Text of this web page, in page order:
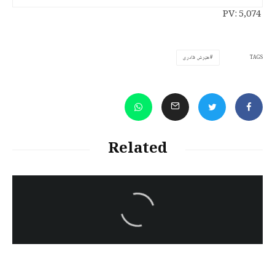
PV:5,074
TAGS هێرش قادری
Related